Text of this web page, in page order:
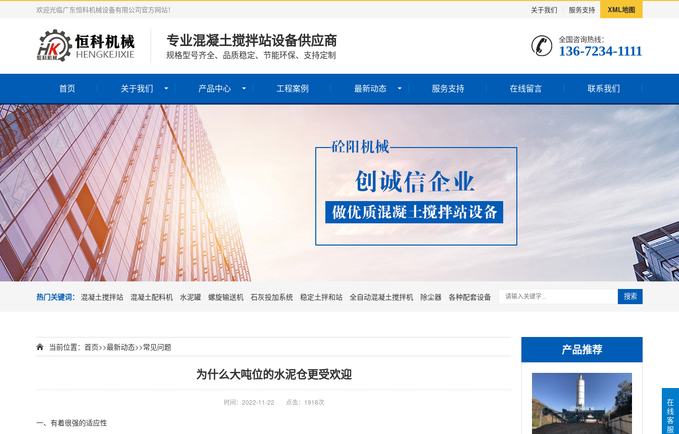
关于我们 服务支持 XML地图
欢迎光临广东恒科机械设备有限公司官方网站！
专业混凝土搅拌站设备供应商
规格型号齐全、品质稳定、节能环保、支持定制
全国咨询热线：
136-7234-1111
首页 关于我们 产品中心 工程案例 最新动态 服务支持 在线留言 联系我们
热门关键词： 混凝土搅拌站 混凝土配料机 水泥罐 螺旋输送机 石灰投加系统 稳定土拌和站 全自动混凝土搅拌机 除尘器 各种配套设备 搜索
产品推荐
当前位置： 首页>>最新动态>>常见问题
为什么大吨位的水泥仓更受欢迎
时间：2022-11-22 点击：1918次
一、有着很强的适应性
在
线
客
服